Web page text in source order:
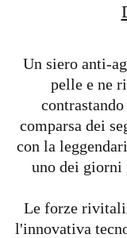
Un siero anti-
pelle e ne
comparsa dei
con la
uno dei giorni
Le forze
l'innovativa